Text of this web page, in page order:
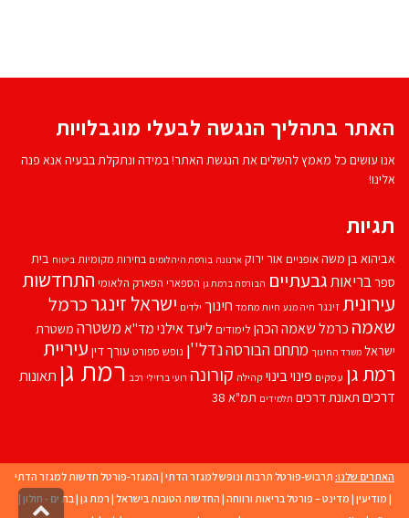
האתר בתהליך הנגשה לבעלי מוגבלויות
אנו עושים כל מאמץ להשלים את הנגשת האתר! במידה ונתקלת בבעיה אנא פנה
אלינו!
תגיות
אביהוא בן משהאופניים אור ירוק ארנונה בורסת היהלומים בחירות מקומיות ביטוח בית
ספרבריאותגבעתיים הבורסה ברמת גן הספארי הפארק הלאומי התחדשות
עירוניתזינגר חיה מנע חיות מחמד חינוך ילדים ישראל זינגרכרמל
שאמה כרמל שאמה הכהן לימודים ליעד אילנימד''אמשטרה משטרת
ישראל משרד החינוך מתחם הבורסהנדל''ן נופש ספורט עורך דין עיריית
רמת גן עסקים פינוי בינוי קהילה קורונה רועי ברזילי רכב רמת גן תאונות
דרכים תאונת דרכים תלמידים תמ"א 38
האתרים שלנו: תרבוש-פורטל תרבות ונופש למגזר הדתי | המגזר-פורטל חדשות למגזר הדתי
| מודיעין | מדינט – פורטל בריאות ורווחה | החדשות הטובות בישראל | רמת גן |בת ים - חולון |